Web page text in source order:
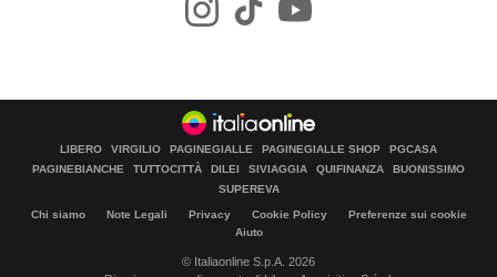
LIBERO VIRGILIO PAGINEGIALLE PAGINEGIALLE SHOP
PGCASA
PAGINEBIANCHE
TUTTOCITTÀ DILEI SIVIAGGIA QUIFINANZA
BUONISSIMO
SUPEREVA
Chi siamo Note Legali Privacy Cookie Policy
Preferenze sui cookie
Aiuto
© Italiaonline S.p.A. 2026